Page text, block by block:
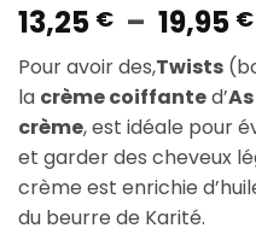
13,25 € – 19,95 €
Pour avoir des,Twists
la crème coiffanted’
crème, est idéale pour
et garder des cheveux
crème est enrichie
du beurre de Karité.